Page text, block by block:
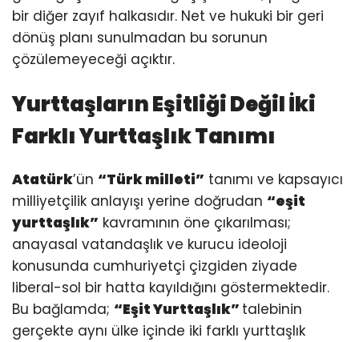
bir diğer zayıf halkasıdır. Net ve hukuki bir geri
dönüş planı sunulmadan bu sorunun
çözülemeyeceği açıktır.
Yurttaşların Eşitliği Değil İki
Farklı Yurttaşlık Tanımı
Atatürk’ün “Türk milleti” tanımı ve kapsayıcı
milliyetçilik anlayışı yerine doğrudan “eşit
yurttaşlık” kavramının öne çıkarılması;
anayasal vatandaşlık ve kurucu ideoloji
konusunda cumhuriyetçi çizgiden ziyade
liberal-sol bir hatta kayıldığını göstermektedir.
Bu bağlamda; “Eşit Yurttaşlık” talebinin
gerçekte aynı ülke içinde iki farklı yurttaşlık